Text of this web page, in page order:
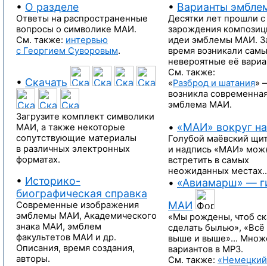
• О разделе
Ответы на распространенные
вопросы о символике МАИ.
См. также: интервью
с Георгием Суворовым.
• Скачать
Загрузите комплект символики
МАИ, а также некоторые
сопутствующие материалы
в различных электронных
форматах.
• Историко-
биографическая справка
Современные изображения
эмблемы МАИ, Академического
знака МАИ, эмблем
факультетов МАИ и др.
Описания, время создания,
авторы.
• Варианты
Десятки лет прошли
зарождения
идеи эмблемы МАИ.
время возникали
невероятные её
См. также:
«Разброд и шатания»
возникла
эмблема МАИ.
• «МАИ» вокруг
Голубой маёвский
и надпись «МАИ»
встретить в самых
неожиданных
• «Авиамарш» —
МАИ
«Мы рождены, чтоб
сделать былью»,
выше и выше»…
вариантов в MP3.
См. также: «Немецкий